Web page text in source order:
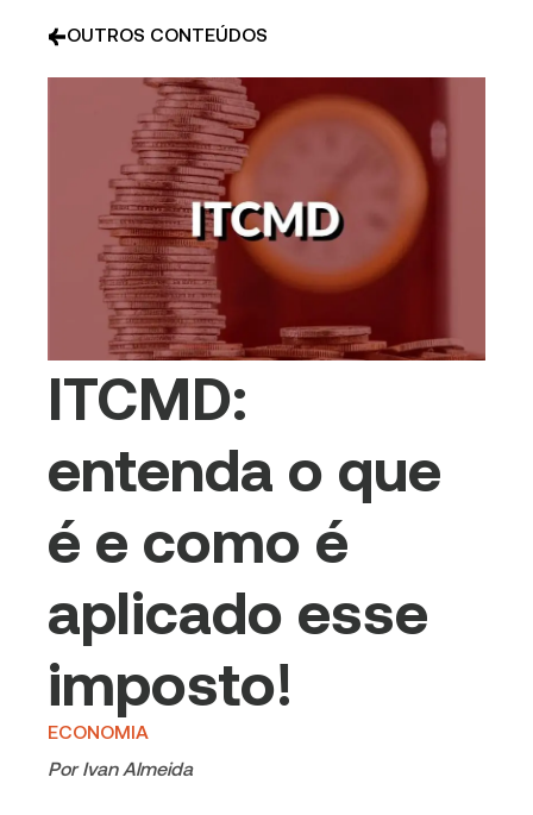
OUTROS CONTEÚDOS
ITCMD:
entenda o que
é e como é
aplicado esse
imposto!
ECONOMIA
Por Ivan Almeida